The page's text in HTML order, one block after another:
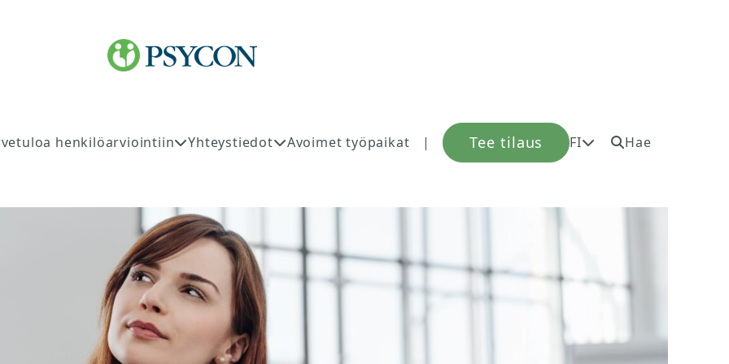
henkilöarviointiin Yhteystiedot Avoimet työpaikat | Tee tilaus FI Hae